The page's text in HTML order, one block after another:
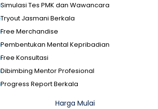
Simulasi Tes PMK dan Wawancara
Tryout Jasmani Berkala
Free Merchandise
Pembentukan Mental Kepribadian
Free Konsultasi
Dibimbing Mentor Profesional
Progress Report Berkala
Harga Mulai